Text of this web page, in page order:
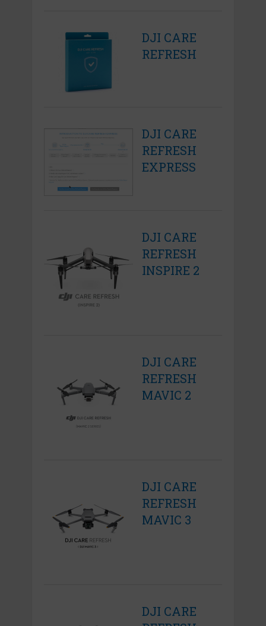
DJI CARE
REFRESH
DJI CARE
REFRESH
EXPRESS
DJI CARE
REFRESH
INSPIRE 2
DJI CARE
REFRESH
MAVIC 2
DJI CARE
REFRESH
MAVIC 3
DJI CARE